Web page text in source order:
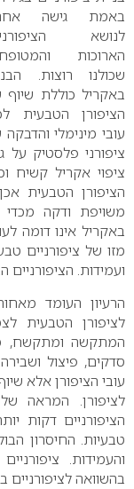
באמת גישה
לנושא
הארוכות
שכולנו רוצות.
באקריל כוללת שיוף
הציפורן הטבעית
עובי מינימלי
ציפורני פלסטיק
ציפוי אקריל קשיח
הציפורן הטבעית
משויפת ודקה מכדי
באקריל אינו דומה
מזו של ציפורניים
ועמידות. הציפורניים
הרעיון העומד
לציפורן הטבעית
המתקשה ומתקשח,
סדקים, פיצול
עובי הציפורן אלא
לציפורן. המראה של
הציפורניים דקות
טבעיות. החיסרון
והעמידות.
בהשוואה לציפורניים